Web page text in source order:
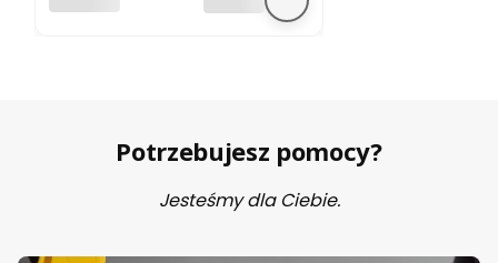
Potrzebujesz pomocy?
Jesteśmy dla Ciebie.